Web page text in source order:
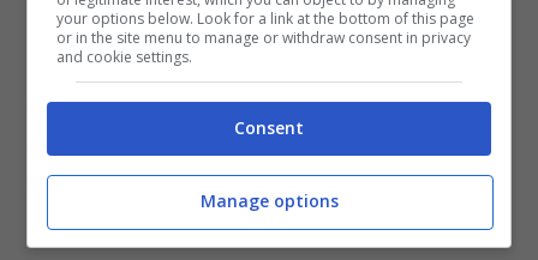
sorta di esibizione…
your options below. Look for a link at the bottom of this page
or in the site menu to manage or withdraw consent in privacy
and cookie settings.
Consent
Manage options